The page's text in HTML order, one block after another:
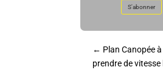
S'abonner
← Plan Canopée
prendre de